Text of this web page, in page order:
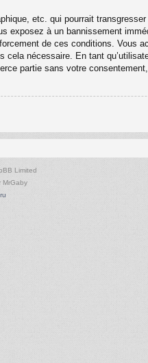
etc. qui pourrait
à un bannissement
de ces conditions. Vous
nécessaire. En tant
partie sans votre
Limited